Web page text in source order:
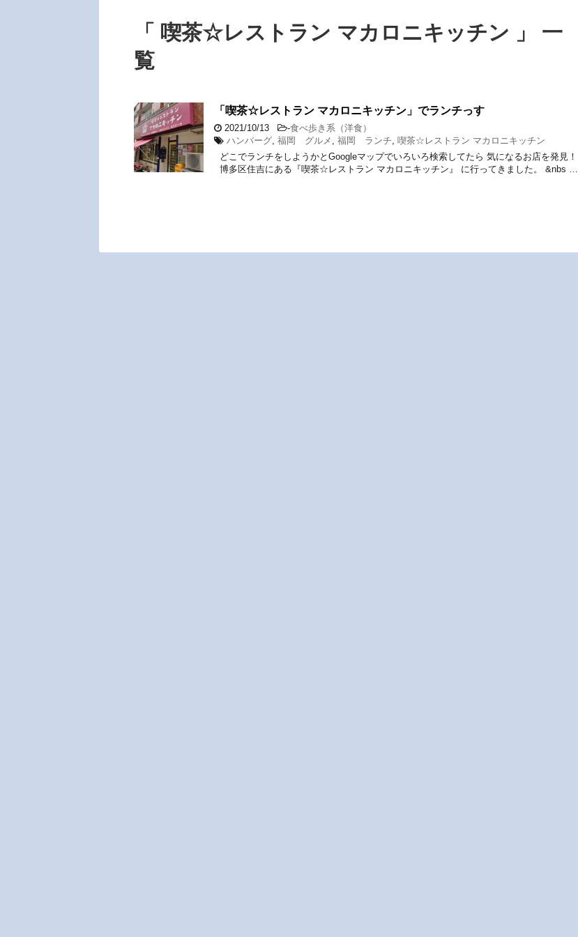
「 喫茶☆レストラン マカロニキッチン 」 一
覧
「喫茶☆レストラン マカロニキッチン」でランチっす
2021/10/13 -食べ歩き系（洋食）
ハンバーグ, 福岡 グルメ , 福岡 ランチ, 喫茶☆レストラン マカロニキッチン
どこでランチをしようかとGoogleマップでいろいろ検索してたら 気になるお店を発見！
博多区住吉にある『喫茶☆レストラン マカロニキッチン』 に行ってきました。 &nbs …